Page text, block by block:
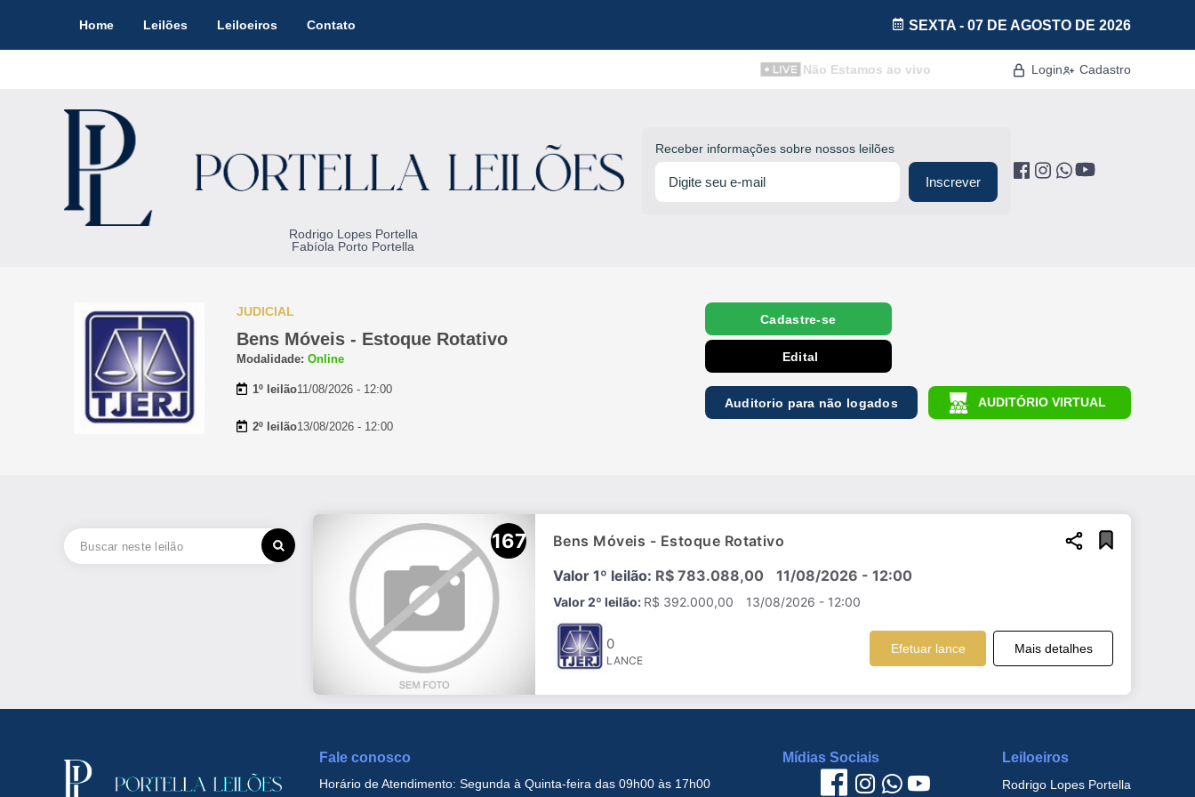
Home Leilões Leiloeiros Contato SEXTA - 07 DE AGOSTO DE 2026
Não Estamos ao vivo Cadastro
Login
Rodrigo Lopes Portella
Fabíola Porto Portella
Receber informações sobre nossos leilões
Inscrever
Acessórios para Veículos
Máquinas
JUDICIAL
Bens Móveis - Estoque Rotativo
Modalidade: Online
1º leilão11/08/2026 - 12:00
2º leilão13/08/2026 - 12:00
Cadastre-se
Edital
Auditorio para não logados AUDITÓRIO VIRTUAL
Imprimir Forma de exibição:
167
Bens Móveis - Estoque Rotativo
Valor 1º leilão: R$ 783.088,00 11/08/2026 - 12:00
Valor 2º leilão: R$ 392.000,00 13/08/2026 - 12:00
0
LANCE
Efetuar lance Mais detalhes
Fale conosco
Horário de Atendimento: Segunda à Quinta-feira das 09h00 às 17h00
Mídias Sociais Leiloeiros
Rodrigo Lopes Portella